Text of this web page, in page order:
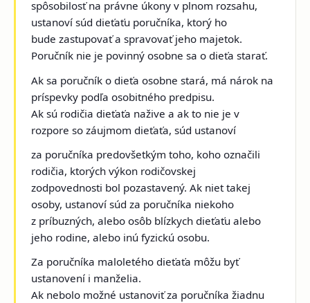
spôsobilosť na právne úkony v plnom rozsahu,
ustanoví súd dieťaťu poručníka, ktorý ho
bude zastupovať a spravovať jeho majetok.
Poručník nie je povinný osobne sa o dieťa starať.
Ak sa poručník o dieťa osobne stará, má nárok na
príspevky podľa osobitného predpisu.
Ak sú rodičia dieťaťa nažive a ak to nie je v
rozpore so záujmom dieťaťa, súd ustanoví
za poručníka predovšetkým toho, koho označili
rodičia, ktorých výkon rodičovskej
zodpovednosti bol pozastavený. Ak niet takej
osoby, ustanoví súd za poručníka niekoho
z príbuzných, alebo osôb blízkych dieťaťu alebo
jeho rodine, alebo inú fyzickú osobu.
Za poručníka maloletého dieťaťa môžu byť
ustanovení i manželia.
Ak nebolo možné ustanoviť za poručníka žiadnu